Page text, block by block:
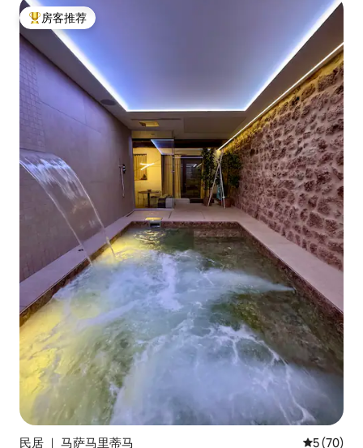
热门「房客推荐」
房客推荐
民居 ｜ 马萨马里蒂马 平均评分
5 (70)